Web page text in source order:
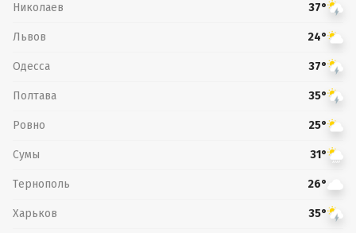
Николаев 37°
Львов 24°
Одесса 37°
Полтава 35°
Ровно 25°
Сумы 31°
Тернополь 26°
Харьков 35°